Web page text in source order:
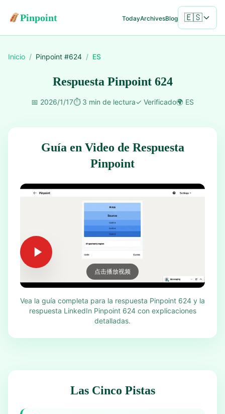
Pinpoint TodayArchivesBlog 🇪🇸
Inicio / Pinpoint #624 / ES
Respuesta Pinpoint 624
📅 2026/1/17⏱️ 3 min de lectura✓ Verificado🌍 ES
Guía en Video de Respuesta
Pinpoint
点击播放视频
Vea la guía completa para la respuesta Pinpoint 624 y la
respuesta LinkedIn Pinpoint 624 con explicaciones
detalladas.
Las Cinco Pistas